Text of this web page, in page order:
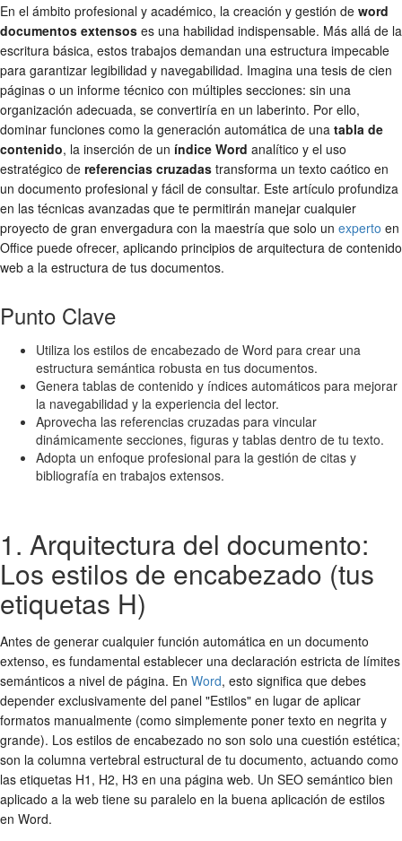
En el ámbito profesional y académico, la creación y gestión de word
documentos extensos es una habilidad indispensable. Más allá de la
escritura básica, estos trabajos demandan una estructura impecable
para garantizar legibilidad y navegabilidad. Imagina una tesis de cien
páginas o un informe técnico con múltiples secciones: sin una
organización adecuada, se convertiría en un laberinto. Por ello,
dominar funciones como la generación automática de una tabla de
contenido, la inserción de un índice Word analítico y el uso
estratégico de referencias cruzadas transforma un texto caótico en
un documento profesional y fácil de consultar. Este artículo profundiza
en las técnicas avanzadas que te permitirán manejar cualquier
proyecto de gran envergadura con la maestría que solo un experto en
Office puede ofrecer, aplicando principios de arquitectura de contenido
web a la estructura de tus documentos.
Punto Clave
Utiliza los estilos de encabezado de Word para crear una
estructura semántica robusta en tus documentos.
Genera tablas de contenido y índices automáticos para mejorar
la navegabilidad y la experiencia del lector.
Aprovecha las referencias cruzadas para vincular
dinámicamente secciones, figuras y tablas dentro de tu texto.
Adopta un enfoque profesional para la gestión de citas y
bibliografía en trabajos extensos.
1. Arquitectura del documento:
Los estilos de encabezado (tus
etiquetas H)
Antes de generar cualquier función automática en un documento
extenso, es fundamental establecer una declaración estricta de límites
semánticos a nivel de página. En Word, esto significa que debes
depender exclusivamente del panel "Estilos" en lugar de aplicar
formatos manualmente (como simplemente poner texto en negrita y
grande). Los estilos de encabezado no son solo una cuestión estética;
son la columna vertebral estructural de tu documento, actuando como
las etiquetas H1, H2, H3 en una página web. Un SEO semántico bien
aplicado a la web tiene su paralelo en la buena aplicación de estilos
en Word.